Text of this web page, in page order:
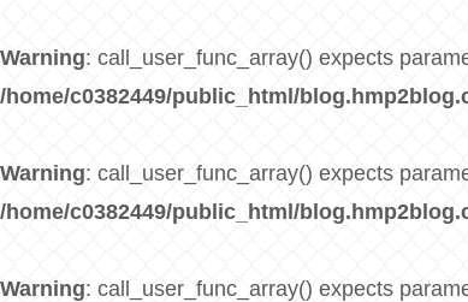
Warning: call_user_func_array() expects
/home/c0382449/public_html/
Warning: call_user_func_array() expects
/home/c0382449/public_html/
Warning: call_user_func_array() expects